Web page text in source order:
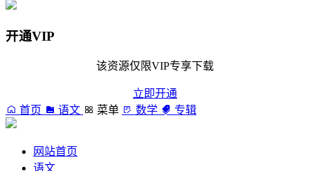
开通VIP
该资源仅限VIP专享下载
立即开通
首页
语文 菜单 数学 专辑
网站首页
语文